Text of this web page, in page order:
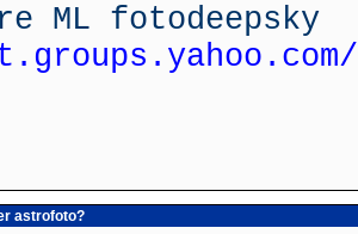
ML fotodeepsky
astrofoto?